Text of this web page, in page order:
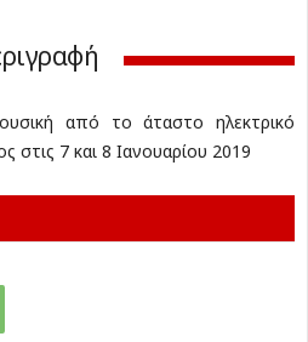
από το άταστο ηλεκτρικό
7 και 8 Ιανουαρίου 2019